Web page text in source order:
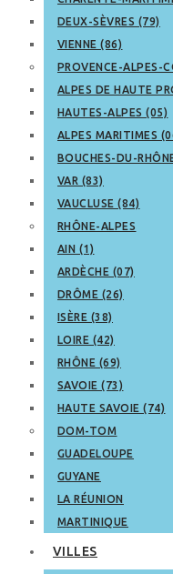
DEUX-SÈVRES (79)
VIENNE (86)
PROVENCE-ALPES-
ALPES DE HAUTE
HAUTES-ALPES (05)
ALPES MARITIMES
BOUCHES-DU-
VAR (83)
VAUCLUSE (84)
RHÔNE-ALPES
AIN (1)
ARDÈCHE (07)
DRÔME (26)
ISÈRE (38)
LOIRE (42)
RHÔNE (69)
SAVOIE (73)
HAUTE SAVOIE (74)
DOM-TOM
GUADELOUPE
GUYANE
LA RÉUNION
MARTINIQUE
VILLES